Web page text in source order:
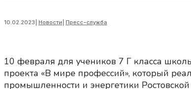
10.02.2023 Новости Пресс-служба
10 февраля для учеников 7 Г класса
проекта «В мире профессий», который
промышленности и энергетики